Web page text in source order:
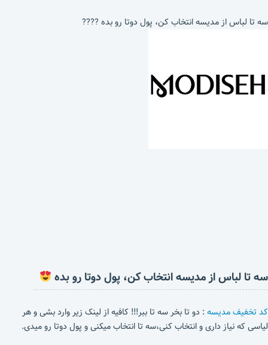
سه تا لباس از مدیسه انتخاب کن، پول دوتا رو بده ????
سه تا لباس از مدیسه انتخاب کن، پول دوتا رو بده
کد تخفیف مدیسه: دو تا بخر سه تا ببر!!! کافیه از لینک زیر وارد بشی و هر
لیاسی که نیاز داری و انتخاب کنی،سه تا انتخاب میکنی و پول دوتا رو میدی.